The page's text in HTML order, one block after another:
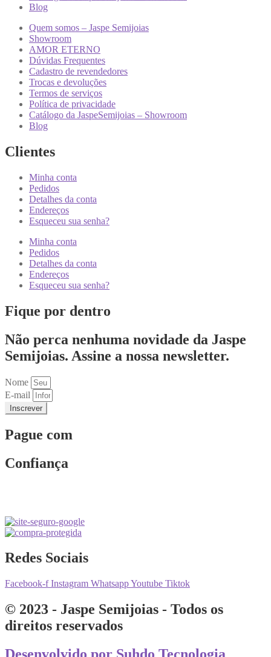
Blog
Quem somos – Jaspe Semijoias
Showroom
AMOR ETERNO
Dúvidas Frequentes
Cadastro de revendedores
Trocas e devoluções
Termos de serviços
Política de privacidade
Catálogo da JaspeSemijoias – Showroom
Blog
Clientes
Minha conta
Pedidos
Detalhes da conta
Endereços
Esqueceu sua senha?
Minha conta
Pedidos
Detalhes da conta
Endereços
Esqueceu sua senha?
Fique por dentro
Não perca nenhuma novidade da Jaspe
Semijoias. Assine a nossa newsletter.
Nome
E-mail
Inscrever
Pague com
Confiança
Redes Sociais
Facebook-f Instagram WhatsappYoutube Tiktok
© 2023 - Jaspe Semijoias - Todos os
direitos reservados